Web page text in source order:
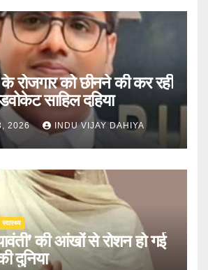
के रोजगार को छीनने की कर रही
साहिल दहिया
2026 INDU VIJAY DAHIYA
स्वास्थ्य
की आंखों से रोशन हो गई
दुनिया